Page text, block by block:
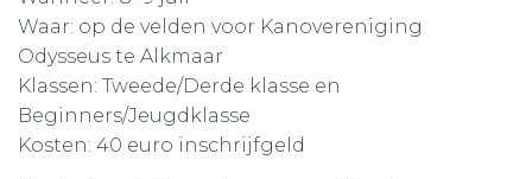
Waar: op de velden voor Kanovereniging
Odysseus te Alkmaar
Klassen: Tweede/Derde klasse en
Beginners/Jeugdklasse
Kosten: 40 euro inschrijfgeld